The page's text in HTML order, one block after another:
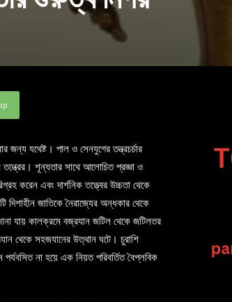
জন্য যথেষ্ট। পাল ও সেনযুগের তন্ত্রচর্চার
শূন্যতার সাথে আলোচিত প্রজ্ঞা ও
করেন এবং দার্শনিক তত্ত্বের উচ্চতা থেকে
জাতিকে নৈরাজ্যের অন্ধকার থেকে
যায় কালক্রমে বজ্রযান জটিল থেকে জটিলতর
থেকে সহজযানের উত্থান ঘটে। চুরাশি
না হয়ে এক নিয়ত পরিবর্তিত বৈপ্লবিক